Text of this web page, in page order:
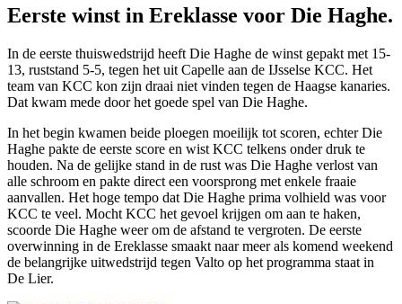
Eerste winst in Ereklasse voor Die Haghe.
In de eerste thuiswedstrijd heeft Die Haghe de winst gepakt met 15-
13, ruststand 5-5, tegen het uit Capelle aan de IJsselse KCC. Het
team van KCC kon zijn draai niet vinden tegen de Haagse kanaries.
Dat kwam mede door het goede spel van Die Haghe.
In het begin kwamen beide ploegen moeilijk tot scoren, echter Die
Haghe pakte de eerste score en wist KCC telkens onder druk te
houden. Na de gelijke stand in de rust was Die Haghe verlost van
alle schroom en pakte direct een voorsprong met enkele fraaie
aanvallen. Het hoge tempo dat Die Haghe prima volhield was voor
KCC te veel. Mocht KCC het gevoel krijgen om aan te haken,
scoorde Die Haghe weer om de afstand te vergroten. De eerste
overwinning in de Ereklasse smaakt naar meer als komend weekend
de belangrijke uitwedstrijd tegen Valto op het programma staat in
De Lier.